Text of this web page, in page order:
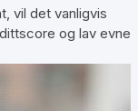
vil det vanligvis
og lav evne